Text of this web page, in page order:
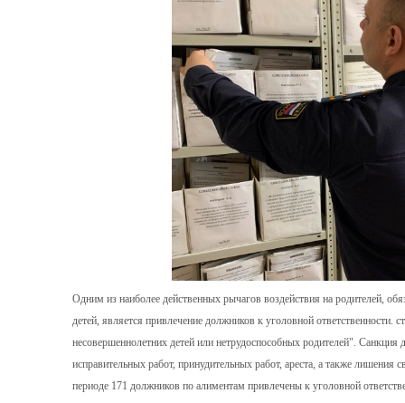
Одним из наиболее действенных рычагов воздействия на родителей,
детей, является привлечение должников к уголовной
несовершеннолетних детей или нетрудоспособных родителей". Санкция
исправительных работ, принудительных работ, ареста, а также лишения
периоде 171 должников по алиментам привлечены к уголовной